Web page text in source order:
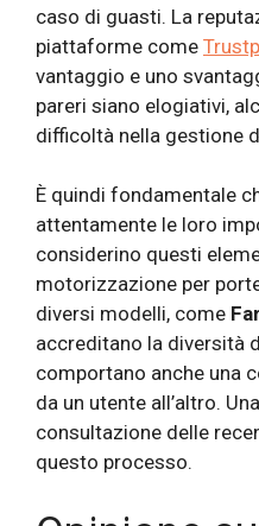
caso di guasti. La
piattaforme come
vantaggio e uno
pareri siano elogiativi,
difficoltà nella gestione
È quindi fondamentale
attentamente le loro
considerino questi
motorizzazione per
diversi modelli, come
accreditano la diversità
comportano anche una
da un utente all’altro.
consultazione delle
questo processo.